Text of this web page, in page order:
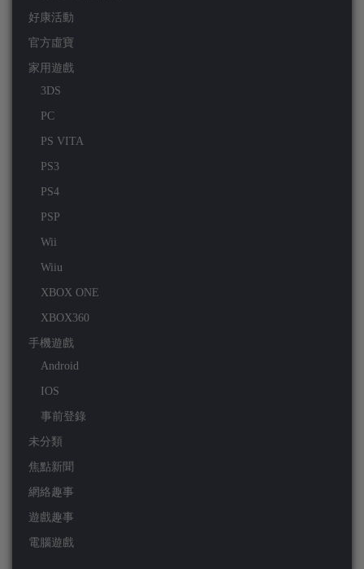
好康活動
官方虛寶
家用遊戲
3DS
PC
PS VITA
PS3
PS4
PSP
Wii
Wiiu
XBOX ONE
XBOX360
手機遊戲
Android
IOS
事前登錄
未分類
焦點新聞
網絡趣事
遊戲趣事
電腦遊戲